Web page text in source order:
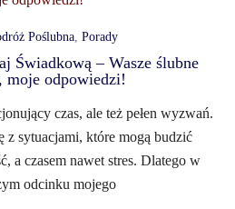
Poślubna, Porady
Świadkową – Wasze ślubne
moje odpowiedzi!
czas, ale też pełen wyzwań.
z sytuacjami, które mogą budzić
a czasem nawet stres. Dlatego w
odcinku mojego